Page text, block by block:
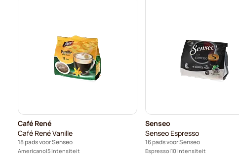
Café René
Café René Vanille
18 pads voor Senseo
Americano 5 Intensiteit
Senseo
Senseo Espresso
16 pads voor Senseo
Espresso 10 Intensiteit